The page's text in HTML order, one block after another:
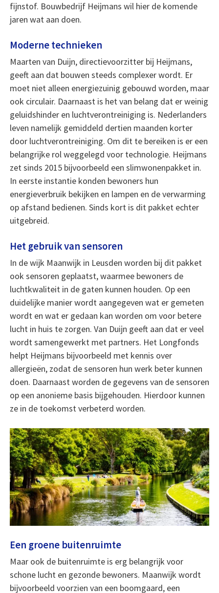
fijnstof. Bouwbedrijf Heijmans wil hier de komende
jaren wat aan doen.
Moderne technieken
Maarten van Duijn, directievoorzitter bij Heijmans,
geeft aan dat bouwen steeds complexer wordt. Er
moet niet alleen energiezuinig gebouwd worden, maar
ook circulair. Daarnaast is het van belang dat er weinig
geluidshinder en luchtverontreiniging is. Nederlanders
leven namelijk gemiddeld dertien maanden korter
door luchtverontreiniging. Om dit te bereiken is er een
belangrijke rol weggelegd voor technologie. Heijmans
zet sinds 2015 bijvoorbeeld een slimwonenpakket in.
In eerste instantie konden bewoners hun
energieverbruik bekijken en lampen en de verwarming
op afstand bedienen. Sinds kort is dit pakket echter
uitgebreid.
Het gebruik van sensoren
In de wijk Maanwijk in Leusden worden bij dit pakket
ook sensoren geplaatst, waarmee bewoners de
luchtkwaliteit in de gaten kunnen houden. Op een
duidelijke manier wordt aangegeven wat er gemeten
wordt en wat er gedaan kan worden om voor betere
lucht in huis te zorgen. Van Duijn geeft aan dat er veel
wordt samengewerkt met partners. Het Longfonds
helpt Heijmans bijvoorbeeld met kennis over
allergieën, zodat de sensoren hun werk beter kunnen
doen. Daarnaast worden de gegevens van de sensoren
op een anonieme basis bijgehouden. Hierdoor kunnen
ze in de toekomst verbeterd worden.
Een groene buitenruimte
Maar ook de buitenruimte is erg belangrijk voor
schone lucht en gezonde bewoners. Maanwijk wordt
bijvoorbeeld voorzien van een boomgaard, een